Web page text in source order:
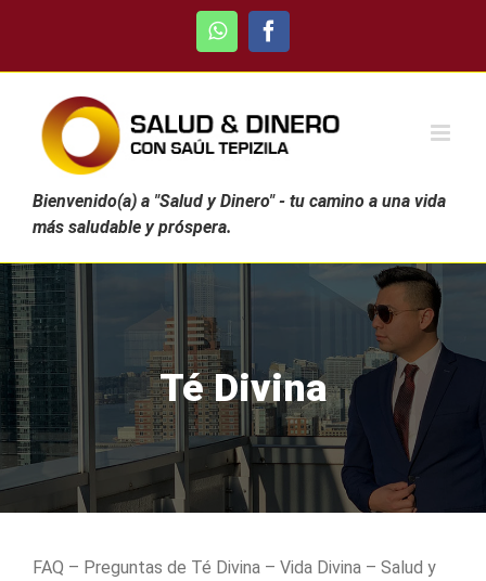
WhatsAppFacebook
Bienvenido(a) a "Salud y Dinero" - tu camino a una vida
más saludable y próspera.
Té Divina
FAQ – Preguntas de Té Divina – Vida Divina – Salud y